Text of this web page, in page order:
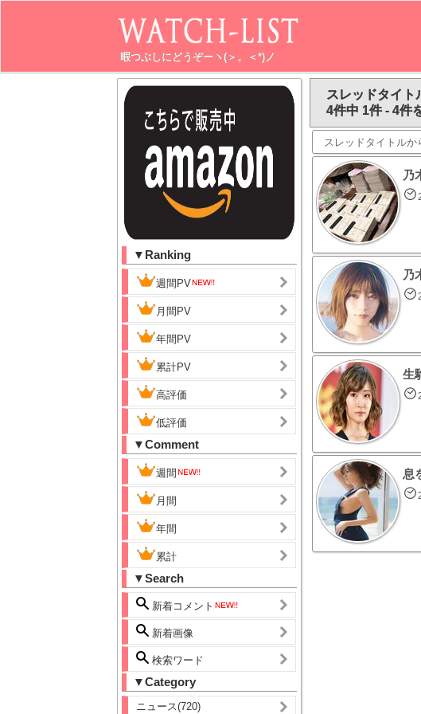
暇つぶしにどうぞーヽ(＞。＜*)ノ
▼Ranking
週間PV
月間PV
年間PV
累計PV
高評価
低評価
▼Comment
週間
月間
年間
累計
▼Search
新着コメント
新着画像
検索ワード
▼Category
ニュース(720)
スレッドタイト
4件中 1件 - 4件
スレッドタイトルか
乃
乃
生
息